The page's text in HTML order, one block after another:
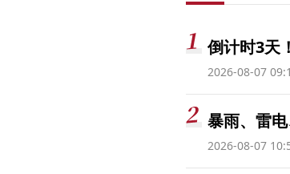
倒计时3天
2026-08-07
暴雨、雷
2026-08-07